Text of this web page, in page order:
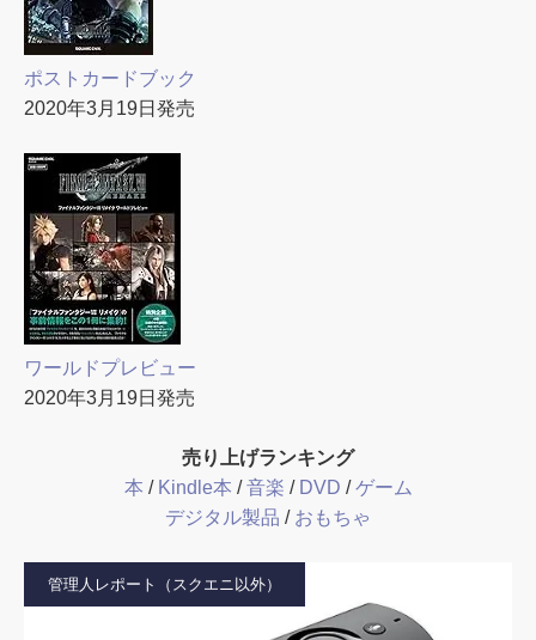
ポストカードブック
2020年3月19日発売
ワールドプレビュー
2020年3月19日発売
売り上げランキング
本 / Kindle本 /音楽 / DVD /ゲーム
デジタル製品 / おもちゃ
管理人レポート（スクエニ以外）